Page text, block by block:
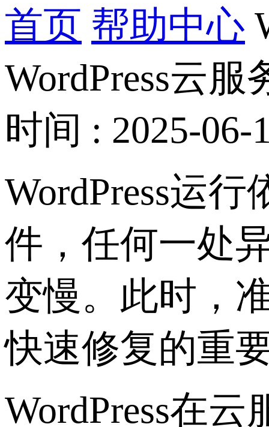
首页 帮助中心
WordPress云
时间 : 2025-06-
WordPress运
件，任何一处
变慢。此时，
快速修复的重
WordPress在